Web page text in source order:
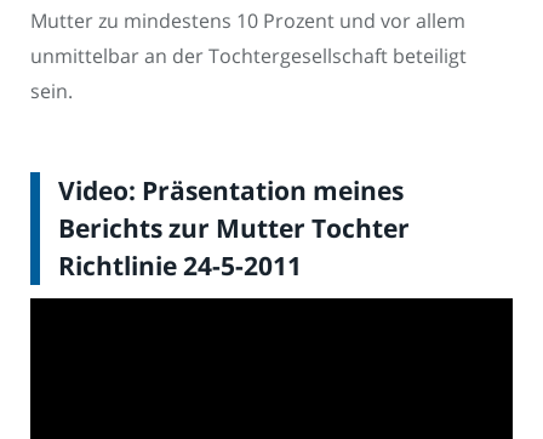
Mutter zu mindestens 10 Prozent und vor allem
unmittelbar an der Tochtergesellschaft beteiligt
sein.
Video: Präsentation meines
Berichts zur Mutter Tochter
Richtlinie 24-5-2011